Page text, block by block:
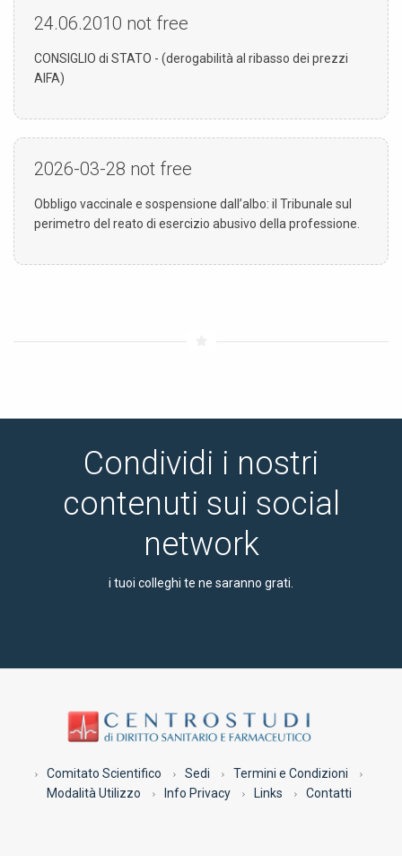
24.06.2010 not free
CONSIGLIO di STATO - (derogabilità al ribasso dei prezzi
AIFA)
2026-03-28 not free
Obbligo vaccinale e sospensione dall’albo: il Tribunale sul
perimetro del reato di esercizio abusivo della professione.
Condividi i nostri
contenuti sui social
network
i tuoi colleghi te ne saranno grati.
Comitato Scientifico Sedi
Termini e Condizioni
Modalità Utilizzo
Info Privacy Links Contatti